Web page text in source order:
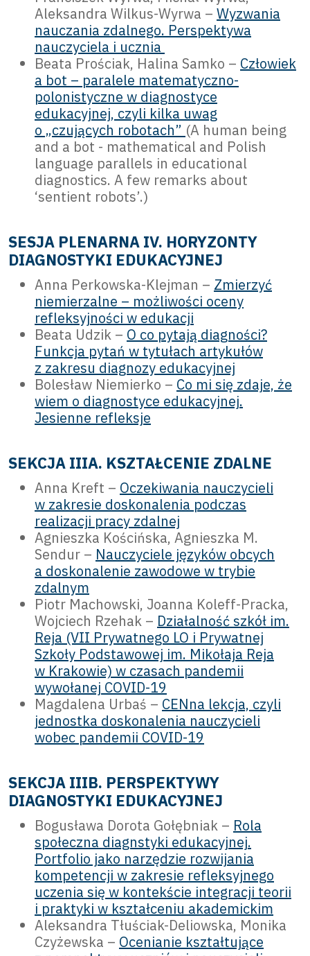
Aleksandra Wilkus-Wyrwa – Wyzwania
nauczania zdalnego. Perspektywa
nauczyciela i ucznia
Beata Prościak, Halina Samko – Człowiek
a bot – paralele matematyczno-
polonistyczne w diagnostyce
edukacyjnej, czyli kilka uwag
o „czujących robotach” (A human being
and a bot - mathematical and Polish
language parallels in educational
diagnostics. A few remarks about
‘sentient robots’.)
SESJA PLENARNA IV. HORYZONTY
DIAGNOSTYKI EDUKACYJNEJ
Anna Perkowska-Klejman – Zmierzyć
niemierzalne – możliwości oceny
refleksyjności w edukacji
Beata Udzik – O co pytają diagności?
Funkcja pytań w tytułach artykułów
z zakresu diagnozy edukacyjnej
Bolesław Niemierko – Co mi się zdaje, że
wiem o diagnostyce edukacyjnej.
Jesienne refleksje
SEKCJA IIIA. KSZTAŁCENIE ZDALNE
Anna Kreft – Oczekiwania nauczycieli
w zakresie doskonalenia podczas
realizacji pracy zdalnej
Agnieszka Kościńska, Agnieszka M.
Sendur – Nauczyciele języków obcych
a doskonalenie zawodowe w trybie
zdalnym
Piotr Machowski, Joanna Koleff-Pracka,
Wojciech Rzehak – Działalność szkół im.
Reja (VII Prywatnego LO i Prywatnej
Szkoły Podstawowej im. Mikołaja Reja
w Krakowie) w czasach pandemii
wywołanej COVID-19
Magdalena Urbaś – CENna lekcja, czyli
jednostka doskonalenia nauczycieli
wobec pandemii COVID-19
SEKCJA IIIB. PERSPEKTYWY
DIAGNOSTYKI EDUKACYJNEJ
Bogusława Dorota Gołębniak – Rola
społeczna diagnstyki edukacyjnej.
Portfolio jako narzędzie rozwijania
kompetencji w zakresie refleksyjnego
uczenia się w kontekście integracji teorii
i praktyki w kształceniu akademickim
Aleksandra Tłuściak-Deliowska, Monika
Czyżewska – Ocenianie kształtujące